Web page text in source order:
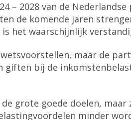
– 2028 van de
de komende jaren
het waarschijnlijk
maar de
giften bij de
grote goede doelen,
minder